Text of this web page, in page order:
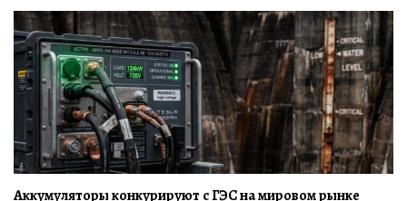
Аккумуляторы конкурируют с ГЭС на мировом рынке